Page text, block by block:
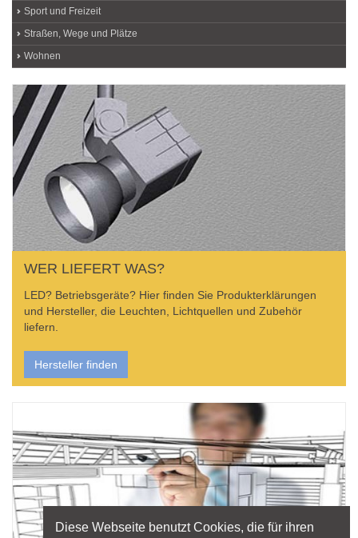
Sport und Freizeit
Straßen, Wege und Plätze
Wohnen
WER LIEFERT WAS?
LED? Betriebsgeräte? Hier finden Sie Produkterklärungen
und Hersteller, die Leuchten, Lichtquellen und Zubehör
liefern.
Hersteller finden
Diese Webseite benutzt Cookies, die für ihren